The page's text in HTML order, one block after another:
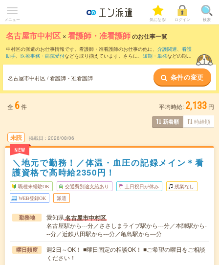
メニュー 気になる! ログイン 検索
名古屋市中村区 ×看護師・准看護師のお仕事一覧
中村区の派遣のお仕事情報です。看護師・准看護師のお仕事の他に、 介護関連、 看護
助手、 医療事務・病院受付などを取り揃えています。さらに、 短期 ・ 単発などの期間
名古屋市中村区 / 看護師・准看護師 条件の変更
全 6件 平均時給: 2,133 円
新着順 時給順
未読
NEW
掲載日 2026/08/06
＼地元で勤務！／体温・血圧の記録メイン＊看
護資格で高時給2350円！
職種未経験OK 交通費別途支給あり 土日祝日が休み 残業なし
WEB登録OK 派遣
勤務地 愛知県名古屋市中村区
名古屋駅から---分／ささしまライブ駅から---分／本陣駅から-
--分／近鉄八田駅から---分／亀島駅から---分
曜日頻度
週2日～OK！ ■曜日固定の相談OK！ ■ご希望の曜日をご相談
ください！